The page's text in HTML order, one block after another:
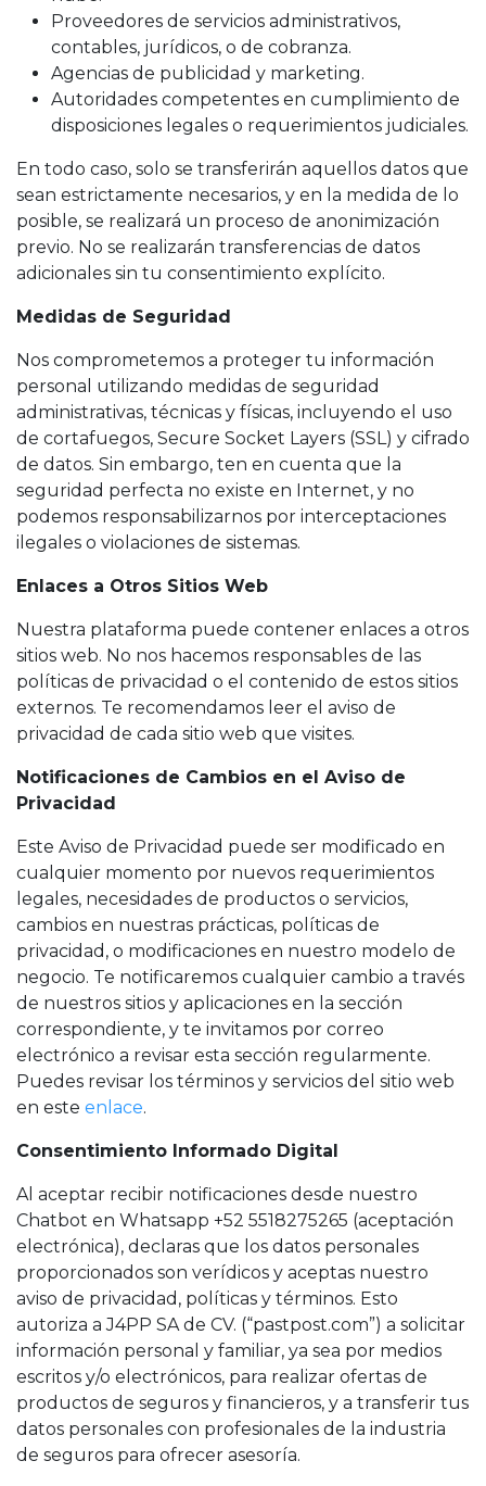
Proveedores de servicios administrativos,
contables, jurídicos, o de cobranza.
Agencias de publicidad y marketing.
Autoridades competentes en cumplimiento de
disposiciones legales o requerimientos judiciales.
En todo caso, solo se transferirán aquellos datos que
sean estrictamente necesarios, y en la medida de lo
posible, se realizará un proceso de anonimización
previo. No se realizarán transferencias de datos
adicionales sin tu consentimiento explícito.
Medidas de Seguridad
Nos comprometemos a proteger tu información
personal utilizando medidas de seguridad
administrativas, técnicas y físicas, incluyendo el uso
de cortafuegos, Secure Socket Layers (SSL) y cifrado
de datos. Sin embargo, ten en cuenta que la
seguridad perfecta no existe en Internet, y no
podemos responsabilizarnos por interceptaciones
ilegales o violaciones de sistemas.
Enlaces a Otros Sitios Web
Nuestra plataforma puede contener enlaces a otros
sitios web. No nos hacemos responsables de las
políticas de privacidad o el contenido de estos sitios
externos. Te recomendamos leer el aviso de
privacidad de cada sitio web que visites.
Notificaciones de Cambios en el Aviso de
Privacidad
Este Aviso de Privacidad puede ser modificado en
cualquier momento por nuevos requerimientos
legales, necesidades de productos o servicios,
cambios en nuestras prácticas, políticas de
privacidad, o modificaciones en nuestro modelo de
negocio. Te notificaremos cualquier cambio a través
de nuestros sitios y aplicaciones en la sección
correspondiente, y te invitamos por correo
electrónico a revisar esta sección regularmente.
Puedes revisar los términos y servicios del sitio web
en este enlace.
Consentimiento Informado Digital
Al aceptar recibir notificaciones desde nuestro
Chatbot en Whatsapp +52 5518275265 (aceptación
electrónica), declaras que los datos personales
proporcionados son verídicos y aceptas nuestro
aviso de privacidad, políticas y términos. Esto
autoriza a J4PP SA de CV. (“pastpost.com”) a solicitar
información personal y familiar, ya sea por medios
escritos y/o electrónicos, para realizar ofertas de
productos de seguros y financieros, y a transferir tus
datos personales con profesionales de la industria
de seguros para ofrecer asesoría.